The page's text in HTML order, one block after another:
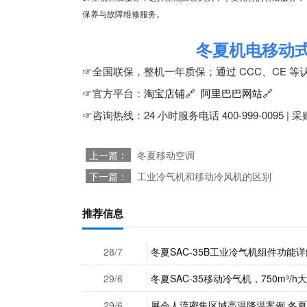
保养与故障维修服务。
冬夏机电移动
☞全国联保，整机一年质保；通过 CCC、CE 等
☞官方平台： 淘宝店铺🔗 阿里巴巴网站🔗
☞咨询热线：24 小时服务电话 400-999-0095 | 采
上一篇：
冬夏移动空调
下一篇：
工业冷气机和移动冷风机的区别
推荐信息
28/7
冬夏SAC-35B工业冷气机组件功能
29/6
冬夏SAC-35移动冷气机，750m³/h